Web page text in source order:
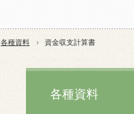
各種資料 資金収支計算書
各種資料